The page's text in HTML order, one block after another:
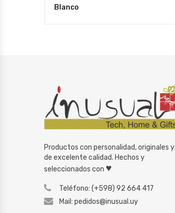
Blanco
Productos con personalidad, originales y
de excelente calidad. Hechos y
seleccionados con ♥
Teléfono: (+598) 92 664 417
Mail: pedidos@inusual.uy